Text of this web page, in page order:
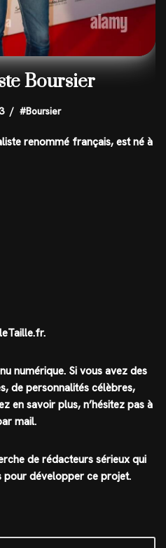
Boursier
#Boursier
renommé français, est né à
numérique. Si vous avez des
de personnalités célèbres,
en savoir plus, n’hésitez pas à
mail.
de rédacteurs sérieux qui
développer ce projet.